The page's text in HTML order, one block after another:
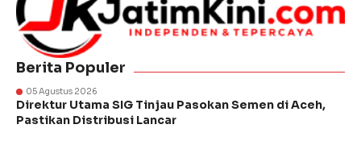
Berita Populer
05 Agustus 2026
Direktur Utama SIG Tinjau Pasokan Semen di Aceh,
Pastikan Distribusi Lancar